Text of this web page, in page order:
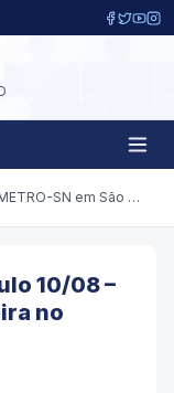
ASMETRO-SN em São Paulo 10/08 – Reestruturação de Carreira no âmbito do INMETRO
10/08 –
no